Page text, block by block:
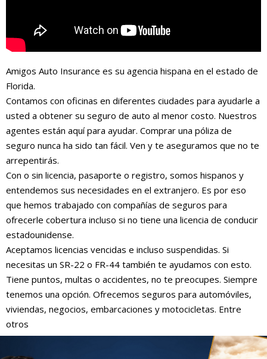
Amigos Auto Insurance es su agencia hispana en el estado de
Florida.
Contamos con oficinas en diferentes ciudades para ayudarle a
usted a obtener su seguro de auto al menor costo. Nuestros
agentes están aquí para ayudar. Comprar una póliza de
seguro nunca ha sido tan fácil. Ven y te aseguramos que no te
arrepentirás.
Con o sin licencia, pasaporte o registro, somos hispanos y
entendemos sus necesidades en el extranjero. Es por eso
que hemos trabajado con compañías de seguros para
ofrecerle cobertura incluso si no tiene una licencia de conducir
estadounidense.
Aceptamos licencias vencidas e incluso suspendidas. Si
necesitas un SR-22 o FR-44 también te ayudamos con esto.
Tiene puntos, multas o accidentes, no te preocupes. Siempre
tenemos una opción. Ofrecemos seguros para automóviles,
viviendas, negocios, embarcaciones y motocicletas. Entre
otros